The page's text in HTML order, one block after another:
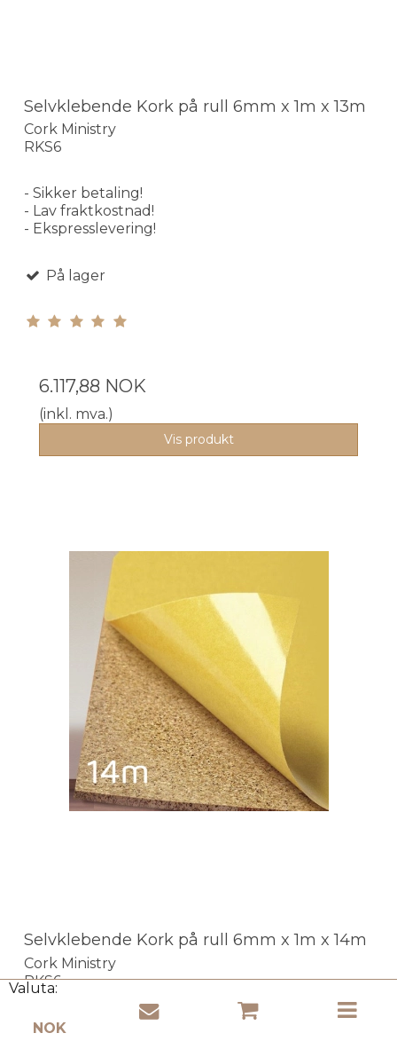
Valuta:
Selvklebende Kork på rull 6mm x 1m x 13m
Cork Ministry
RKS6
- Sikker betaling!
- Lav fraktkostnad!
- Ekspresslevering!
På lager
6.117,88 NOK
(inkl. mva.)
Vis produkt
Selvklebende Kork på rull 6mm x 1m x 14m
Cork Ministry
RKS6
- Sikker betaling!